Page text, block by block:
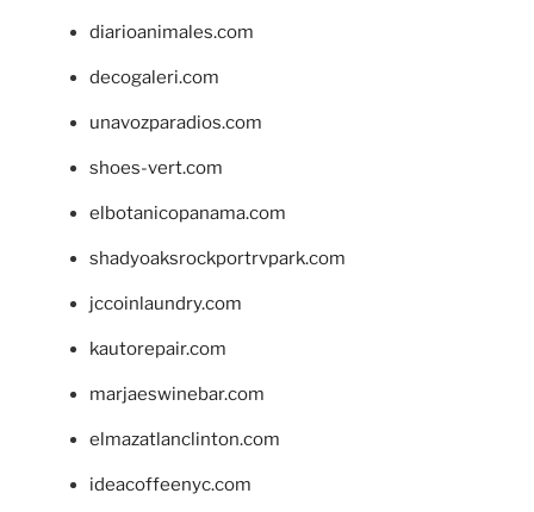
diarioanimales.com
decogaleri.com
unavozparadios.com
shoes-vert.com
elbotanicopanama.com
shadyoaksrockportrvpark.com
jccoinlaundry.com
kautorepair.com
marjaeswinebar.com
elmazatlanclinton.com
ideacoffeenyc.com